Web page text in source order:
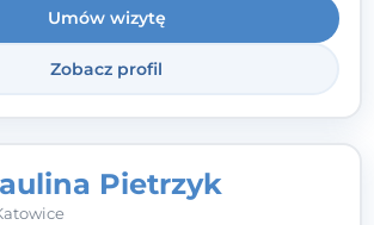
Umów wizytę
Zobacz profil
Pietrzyk